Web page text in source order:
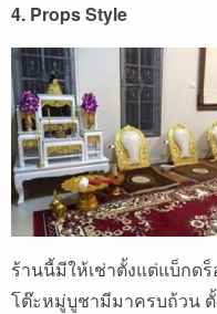
4. Props Style
ร้านนี้มีให้เช่าตั้งแต่แบ็กด
โต๊ะหมู่บูชามีมาครบถ้วน